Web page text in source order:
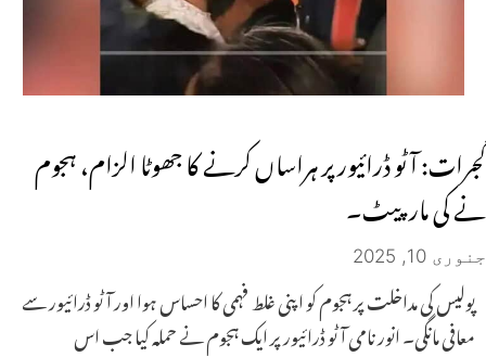
گجرات: آٹو ڈرائیور پر ہراساں کرنے کا جھوٹا الزام، ہجوم
نے کی مار پیٹ۔
جنوری 10, 2025
پولیس کی مداخلت پر ہجوم کو اپنی غلط فہمی کا احساس ہوا اور آٹو ڈرائیور سے
معافی مانگی۔ انور نامی آٹو ڈرائیور پر ایک ہجوم نے حملہ کیا جب اس